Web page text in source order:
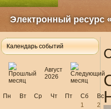
Электронный ресурс
Календарь событий
Август
2026
Пн Вт Ср Чт Пт Сб
Вс
1
2